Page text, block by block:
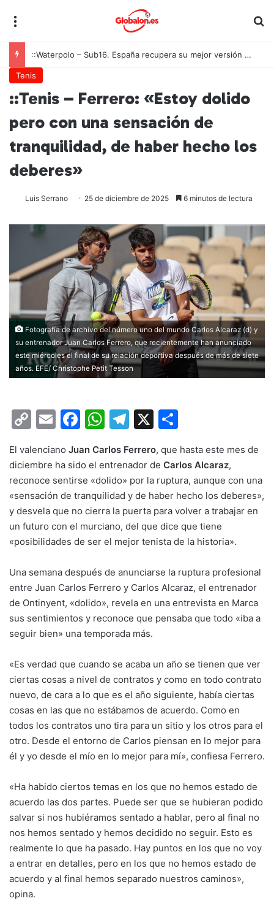
::Waterpolo – Sub16. España recupera su mejor versión y arrolla a Polonia en Zagreb
Tenis
::Tenis – Ferrero: «Estoy dolido
pero con una sensación de
tranquilidad, de haber hecho los
deberes»
Luis Serrano 25 de diciembre de 2025 6 minutos de lectura
Fotografía de archivo del número uno del mundo Carlos Alcaraz (d) y
su entrenador Juan Carlos Ferrero, que recientemente han anunciado
este miércoles el final de su relación deportiva después de más de siete
años. EFE/ Christophe Petit Tesson
C
p
y
Li
n
k
E
ai
l
F
c
e
b
o
o
W
at
s
A
p
p
T
e
gr
a
m
X
m
p
ar
tir
El valenciano Juan Carlos Ferrero, que hasta este mes de
diciembre ha sido el entrenador de Carlos Alcaraz,
reconoce sentirse «dolido» por la ruptura, aunque con una
«sensación de tranquilidad y de haber hecho los deberes»,
y desvela que no cierra la puerta para volver a trabajar en
un futuro con el murciano, del que dice que tiene
«posibilidades de ser el mejor tenista de la historia».
Una semana después de anunciarse la ruptura profesional
entre Juan Carlos Ferrero y Carlos Alcaraz, el entrenador
de Ontinyent, «dolido», revela en una entrevista en Marca
sus sentimientos y reconoce que pensaba que todo «iba a
seguir bien» una temporada más.
«Es verdad que cuando se acaba un año se tienen que ver
ciertas cosas a nivel de contratos y como en todo contrato
nuevo, de cara a lo que es el año siguiente, había ciertas
cosas en las que no estábamos de acuerdo. Como en
todos los contratos uno tira para un sitio y los otros para el
otro. Desde el entorno de Carlos piensan en lo mejor para
él y yo desde el mío en lo mejor para mí», confiesa Ferrero.
«Ha habido ciertos temas en los que no hemos estado de
acuerdo las dos partes. Puede ser que se hubieran podido
salvar si nos hubiéramos sentado a hablar, pero al final no
nos hemos sentado y hemos decidido no seguir. Esto es
realmente lo que ha pasado. Hay puntos en los que no voy
a entrar en detalles, pero en los que no hemos estado de
acuerdo y al final hemos separado nuestros caminos»,
opina.